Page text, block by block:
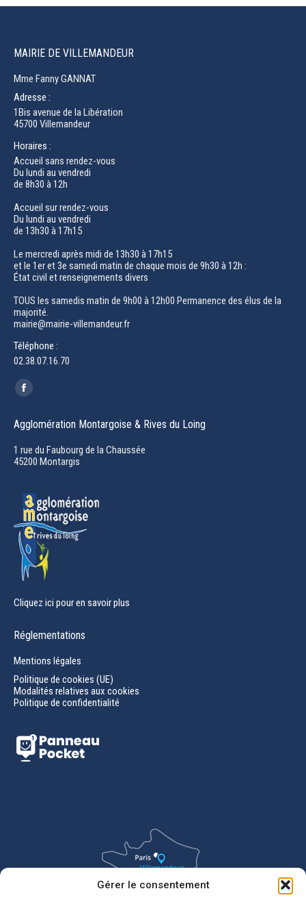
Gérer le consentement
MAIRIE DE VILLEMANDEUR
Mme Fanny GANNAT
Adresse :
1Bis avenue de la Libération
45700 Villemandeur
Horaires :
Accueil sans rendez-vous
Du lundi au vendredi
de 8h30 à 12h
Accueil sur rendez-vous
Du lundi au vendredi
de 13h30 à 17h15
Le mercredi après midi de 13h30 à 17h15
et le 1er et 3e samedi matin de chaque mois de 9h30 à 12h :
État civil et renseignements divers
TOUS les samedis matin de 9h00 à 12h00 Permanence des élus de la
majorité.
mairie@mairie-villemandeur.fr
Téléphone :
02.38.07.16.70
Trouvez nous sur :
Facebook
opens
in
new
Agglomération Montargoise & Rives du Loing
1 rue du Faubourg de la Chaussée
45200 Montargis
Cliquez ici pour en savoir plus
Réglementations
Mentions légales
Politique de cookies (UE)
Modalités relatives aux cookies
Politique de confidentialité